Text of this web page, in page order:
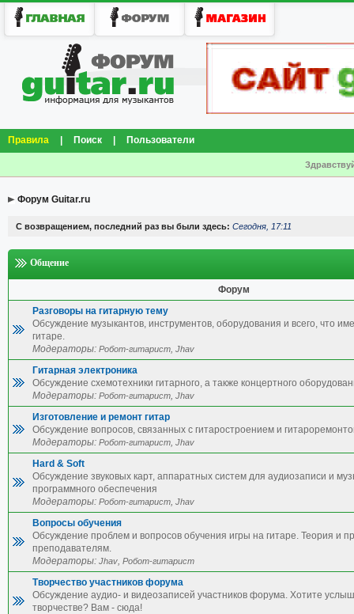
Правила Поиск Пользователи
Форум Guitar.ru
С возвращением, последний раз вы были здесь: Сегодня, 17:11
Общение
Форум
Разговоры на гитарную тему
Обсуждение музыкантов, инструментов, оборудования и всего, что
гитаре.
Модераторы: Робот-гитарист, Jhav
Гитарная электроника
Обсуждение схемотехники гитарного, а также концертного
Модераторы: Робот-гитарист, Jhav
Изготовление и ремонт гитар
Обсуждение вопросов, связанных с гитаростроением и
Модераторы: Робот-гитарист, Jhav
Hard & Soft
Обсуждение звуковых карт, аппаратных систем для аудиозаписи и
программного обеспечения
Модераторы: Робот-гитарист, Jhav
Вопросы обучения
Обсуждение проблем и вопросов обучения игры на гитаре. Теория и
преподавателям.
Модераторы: Jhav, Робот-гитарист
Творчество участников форума
Обсуждение аудио- и видеозаписей участников форума. Хотите
творчестве? Вам - сюда!